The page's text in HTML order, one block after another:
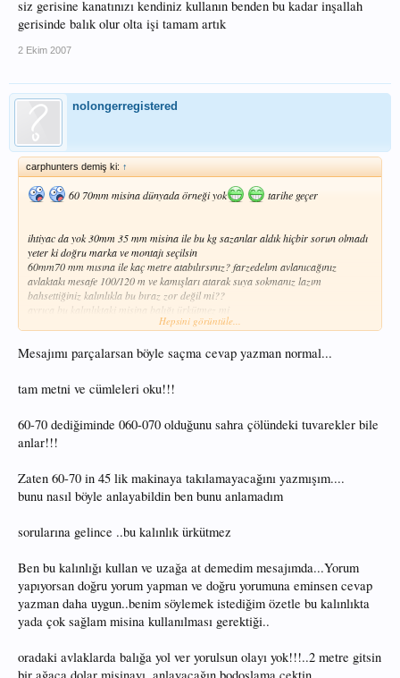
siz gerisine kanatınızı kendiniz kullanın benden bu kadar inşallah
gerisinde balık olur olta işi tamam artık
2 Ekim 2007
nolongerregistered
carphunters demiş ki: ↑
60 70mm misina dünyada örneği yok tarihe geçer
ihtiyac da yok 30mm 35 mm misina ile bu kg sazanlar aldık hiçbir sorun olmadı
yeter ki doğru marka ve montajı seçilsin
60mm70 mm mısına ile kaç metre atabılırsınız? farzedelım avlanıcağınız
avlaktakı mesafe 100/120 m ve kamışları atarak suya sokmanız lazım
bahsettiğiniz kalınlıkla bu bıraz zor değil mi??
ayrıca bu kalınlıktaki misina balığı ürkütmez mi
sakına yanlış anlama
....................................................................
Hepsini görüntüle...
Mesajımı parçalarsan böyle saçma cevap yazman normal...
tam metni ve cümleleri oku!!!
60-70 dediğiminde 060-070 olduğunu sahra çölündeki tuvarekler bile
anlar!!!
Zaten 60-70 in 45 lik makinaya takılamayacağını yazmışım....
bunu nasıl böyle anlayabildin ben bunu anlamadım
sorularına gelince ..bu kalınlık ürkütmez
Ben bu kalınlığı kullan ve uzağa at demedim mesajımda...Yorum
yapıyorsan doğru yorum yapman ve doğru yorumuna eminsen cevap
yazman daha uygun..benim söylemek istediğim özetle bu kalınlıkta
yada çok sağlam misina kullanılması gerektiği..
oradaki avlaklarda balığa yol ver yorulsun olayı yok!!!..2 metre gitsin